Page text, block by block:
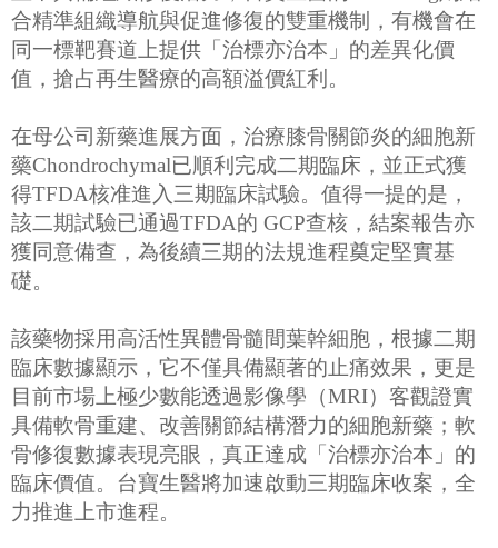
合精準組織導航與促進修復的雙重機制，有機會在
同一標靶賽道上提供「治標亦治本」的差異化價
值，搶占再生醫療的高額溢價紅利。
在母公司新藥進展方面，治療膝骨關節炎的細胞新
藥Chondrochymal已順利完成二期臨床，並正式獲
得TFDA核准進入三期臨床試驗。值得一提的是，
該二期試驗已通過TFDA的 GCP查核，結案報告亦
獲同意備查，為後續三期的法規進程奠定堅實基
礎。
該藥物採用高活性異體骨髓間葉幹細胞，根據二期
臨床數據顯示，它不僅具備顯著的止痛效果，更是
目前市場上極少數能透過影像學（MRI）客觀證實
具備軟骨重建、改善關節結構潛力的細胞新藥；軟
骨修復數據表現亮眼，真正達成「治標亦治本」的
臨床價值。台寶生醫將加速啟動三期臨床收案，全
力推進上市進程。